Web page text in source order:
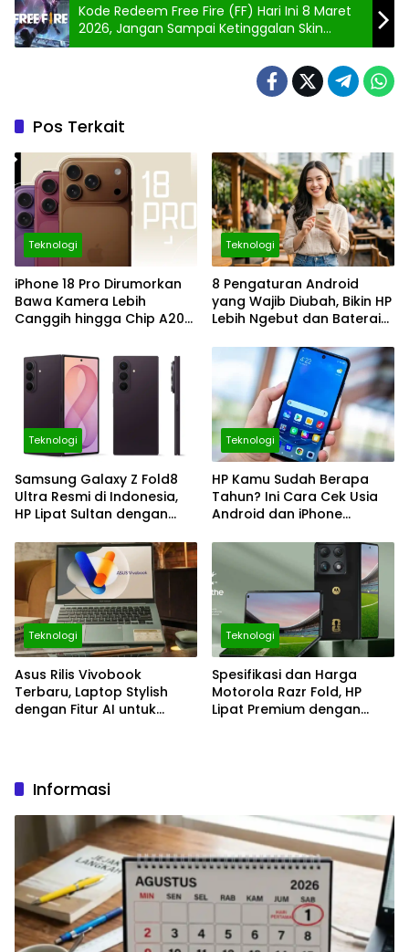
Kode Redeem Free Fire (FF) Hari Ini 8 Maret
2026, Jangan Sampai Ketinggalan Skin
Senjata Gratis
Pos Terkait
Teknologi
iPhone 18 Pro Dirumorkan
Bawa Kamera Lebih
Canggih hingga Chip A20
Teknologi
8 Pengaturan Android
yang Wajib Diubah, Bikin HP
Lebih Ngebut dan Baterai
Teknologi
Samsung Galaxy Z Fold8
Ultra Resmi di Indonesia,
HP Lipat Sultan dengan
Galaxy AI Makin Canggih
Teknologi
HP Kamu Sudah Berapa
Tahun? Ini Cara Cek Usia
Android dan iPhone
Teknologi
Asus Rilis Vivobook
Terbaru, Laptop Stylish
dengan Fitur AI untuk
Teknologi
Spesifikasi dan Harga
Motorola Razr Fold, HP
Lipat Premium dengan
Informasi